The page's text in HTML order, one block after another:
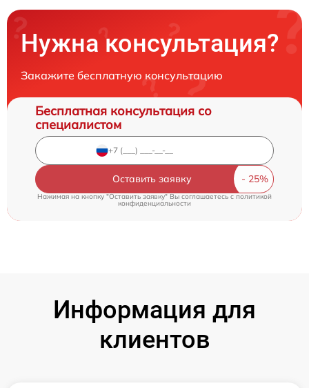
Нужна консультация?
Закажите бесплатную консультацию
Бесплатная консультация со
специалистом
Оставить заявку
Нажимая на кнопку "Оставить заявку" Вы соглашаетесь cполитикой
конфиденциальности
Информация для
клиентов